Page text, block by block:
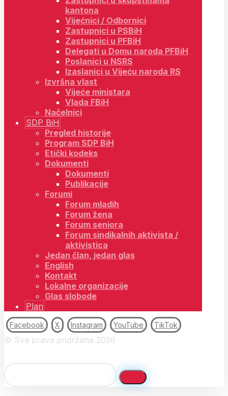
kantona
Vijećnici / Odbornici
Zastupnici u PSBiH
Zastupnici u PFBiH
Delegati u Domu naroda PFBiH
Poslanici u NSRS
Izaslanici u Vijeću naroda RS
Izvršna vlast
Vijeće ministara
Vlada FBiH
Načelnici
SDP BiH
Pregled historije
Program SDP BiH
Etički kodeks
Dokumenti
Dokumenti
Publikacije
Forumi
Forum mladih
Forum žena
Forum seniora
Forum sindikalnih aktivista /
aktivistica
Jedan član, jedan glas
English
Kontakt
Lokalne organizacije
Glas slobode
Plan
Facebook X Instagram YouTube TikTok
© Sva prava pridržana 2026